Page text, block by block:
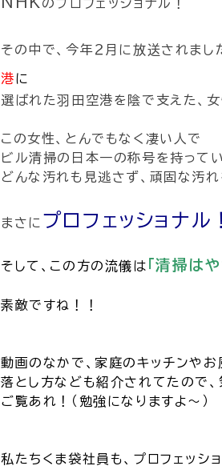
のプロフェッショナル！
その中で、今年２月に放送されまし
港に
選ばれた羽田空港を陰で支えた、女
この女性、とんでもなく凄い人で
ビル清掃の日本一の称号を持って
どんな汚れも見逃さず、頑固な汚
まさに プロフェッショナル
そして、この方の流儀は ｢清掃はや
素敵ですね！！
動画のなかで、家庭のキッチンや
落とし方なども紹介されてたので
ご覧あれ！（勉強になりますよ～）
私たちくま袋社員も、プロフェッシ